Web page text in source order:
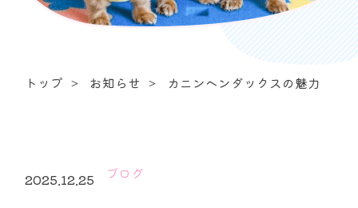
トップ お知らせ カニンヘンダックスの魅力
2025.12.25 ブログ